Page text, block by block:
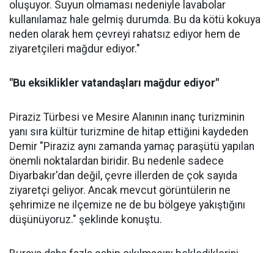
oluşuyor. Suyun olmaması nedeniyle lavabolar
kullanılamaz hale gelmiş durumda. Bu da kötü kokuya
neden olarak hem çevreyi rahatsız ediyor hem de
ziyaretçileri mağdur ediyor."
"Bu eksiklikler vatandaşları mağdur ediyor"
Piraziz Türbesi ve Mesire Alanının inanç turizminin
yanı sıra kültür turizmine de hitap ettiğini kaydeden
Demir "Piraziz aynı zamanda yamaç paraşütü yapılan
önemli noktalardan biridir. Bu nedenle sadece
Diyarbakır'dan değil, çevre illerden de çok sayıda
ziyaretçi geliyor. Ancak mevcut görüntülerin ne
şehrimize ne ilçemize ne de bu bölgeye yakıştığını
düşünüyoruz." şeklinde konuştu.